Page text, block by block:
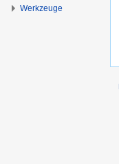
Werkzeuge